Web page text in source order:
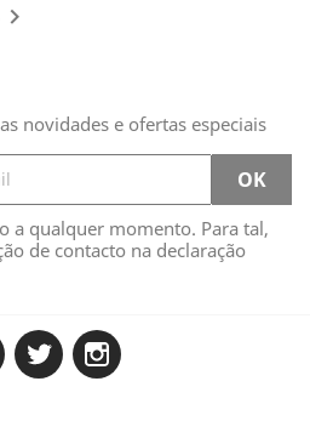

novidades e ofertas especiais
a qualquer momento. Para tal,
de contacto na declaração
FacebookTwitter